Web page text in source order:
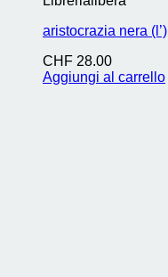
aristocrazia nera (l’)
CHF 28.00
Aggiungi al carrello